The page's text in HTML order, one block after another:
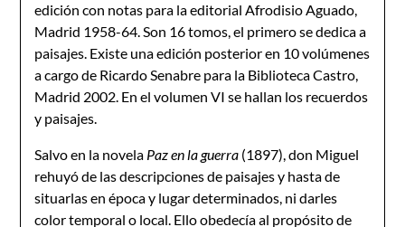
edición con notas para la editorial Afrodisio Aguado,
Madrid 1958-64. Son 16 tomos, el primero se dedica a
paisajes. Existe una edición posterior en 10 volúmenes
a cargo de Ricardo Senabre para la Biblioteca Castro,
Madrid 2002. En el volumen VI se hallan los recuerdos
y paisajes.
Salvo en la novela Paz en la guerra (1897), don Miguel
rehuyó de las descripciones de paisajes y hasta de
situarlas en época y lugar determinados, ni darles
color temporal o local. Ello obedecía al propósito de